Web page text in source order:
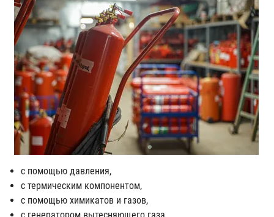
с помощью давления,
с термическим компонентом,
с помощью химикатов и газов,